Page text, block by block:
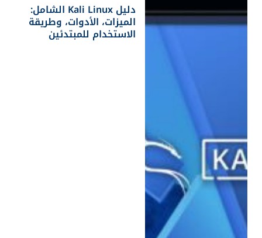
دليل Kali Linux الشامل:
الميزات، الأدوات، وطريقة
الاستخدام للمبتدئين